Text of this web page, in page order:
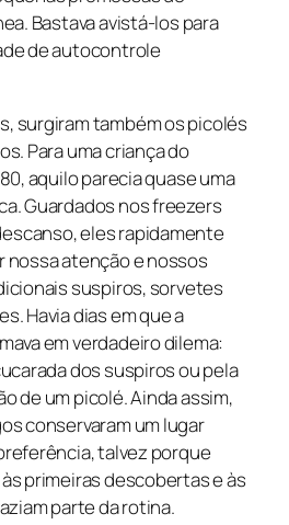
Bastava avistá-los para
de autocontrole
surgiram também os picolés
Para uma criança do
aquilo parecia quase uma
Guardados nos freezers
eles rapidamente
nossa atenção e nossos
suspiros, sorvetes
Havia dias em que a
em verdadeiro dilema:
dos suspiros ou pela
de um picolé. Ainda assim,
conservaram um lugar
talvez porque
primeiras descobertas e às
parte da rotina.